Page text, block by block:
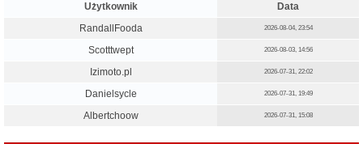
Użytkownik
Data
RandallFooda
2026-08-04, 23:54
Scotttwept 2026-08-03, 14:56
Izimoto.pl 2026-07-31, 22:02
Danielsycle 2026-07-31, 19:49
Albertchoow 2026-07-31, 15:08